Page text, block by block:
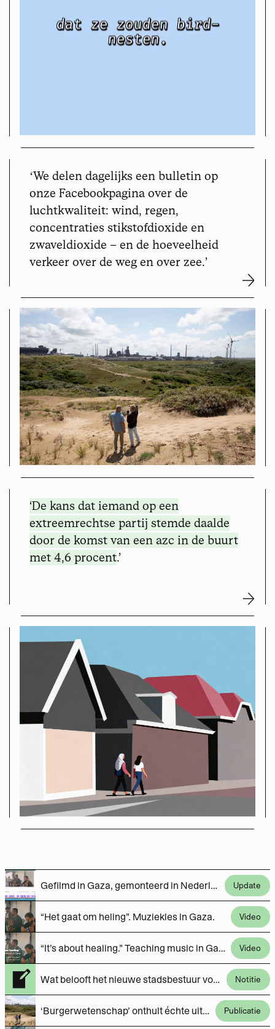
ʻWe delen dagelijks een bulletin op
onze Facebookpagina over de
luchtkwaliteit: wind, regen,
concentraties stikstofdioxide en
zwaveldioxide – en de hoeveelheid
verkeer over de weg en over zee.’
‘De kans dat iemand op een
extreemrechtse partij stemde daalde
door de komst van een azc in de buurt
met 4,6 procent.’
Gefilmd in Gaza, gemonteerd in Nederland. Het type samenwerking dat we (met jouw steun) vaker willen doen. Update
“Het gaat om heling”. Muziekles in Gaza. Video
“It’s about healing.” Teaching music in Gaza. Video
Wat belooft het nieuwe stadsbestuur voor Overvecht? Notitie
‘Burgerwetenschap’ onthult échte uitstoot Tata Steel Publicatie